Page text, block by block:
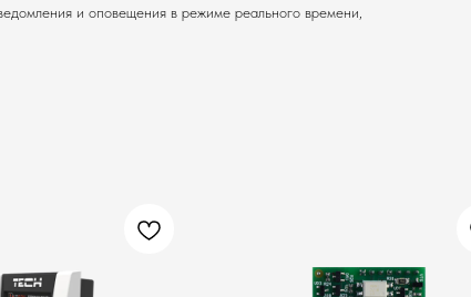
и оповещения в режиме реального времени,